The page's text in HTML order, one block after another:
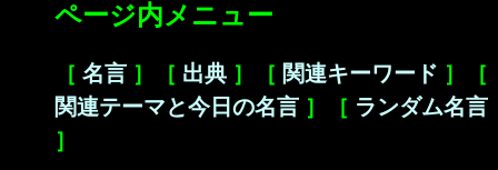
ページ内メニュー
［ 名言 ］［ 出典 ］［ 関連キーワード ］［
関連テーマと今日の名言 ］［ ランダム名言
］